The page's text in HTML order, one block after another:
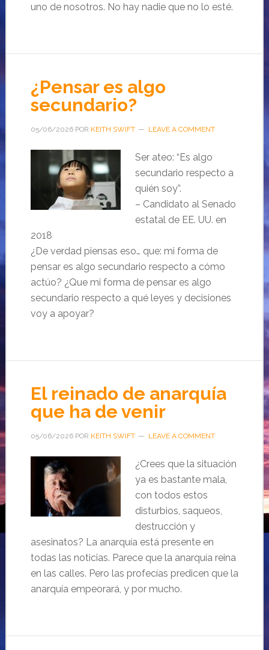
uno de nosotros. No hay nadie que no lo esté.
¿Pensar es algo
secundario?
05/06/2026POR KEITH SWIFT LEAVE A COMMENT
Ser ateo: “Es algo
secundario respecto a
quién soy”.
– Candidato al Senado
estatal de EE. UU. en
2018
¿De verdad piensas eso… que: mi forma de
pensar es algo secundario respecto a cómo
actúo? ¿Que mi forma de pensar es algo
secundario respecto a qué leyes y decisiones
voy a apoyar?
El reinado de anarquía
que ha de venir
05/06/2026POR KEITH SWIFT LEAVE A COMMENT
¿Crees que la situación
ya es bastante mala,
con todos estos
disturbios, saqueos,
destrucción y
asesinatos? La anarquía está presente en
todas las noticias. Parece que la anarquía reina
en las calles. Pero las profecías predicen que la
anarquía empeorará, y por mucho.